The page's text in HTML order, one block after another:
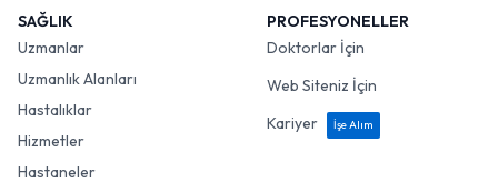
SAĞLIK
Uzmanlar
Uzmanlık Alanları
Hastalıklar
Hizmetler
Hastaneler
PROFESYONELLER
Doktorlar İçin
Web Siteniz İçin
Kariyer
İşe Alım